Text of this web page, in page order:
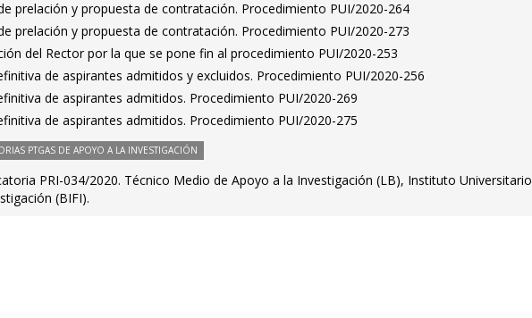
prelación y propuesta de contratación. Procedimiento PUI/2020-264
prelación y propuesta de contratación. Procedimiento PUI/2020-273
del Rector por la que se pone fin al procedimiento PUI/2020-253
de aspirantes admitidos y excluidos. Procedimiento PUI/2020-256
de aspirantes admitidos. Procedimiento PUI/2020-269
de aspirantes admitidos. Procedimiento PUI/2020-275
PTGAS DE APOYO A LA INVESTIGACIÓN
PRI-034/2020. Técnico Medio de Apoyo a la Investigación (LB), Instituto Universitario
(BIFI).